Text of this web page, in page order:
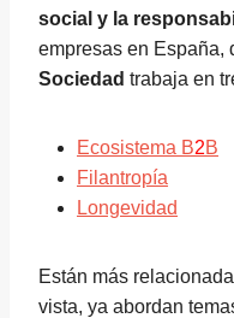
social y la
empresas en España,
Sociedad trabaja en
Ecosistema B2B
Filantropía
Longevidad
Están más
vista, ya abordan